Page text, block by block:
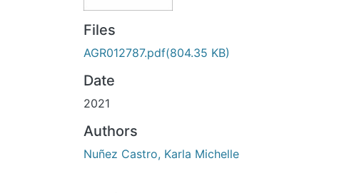
Files
AGR012787.pdf(804.35 KB)
Date
2021
Authors
Nuñez Castro, Karla Michelle